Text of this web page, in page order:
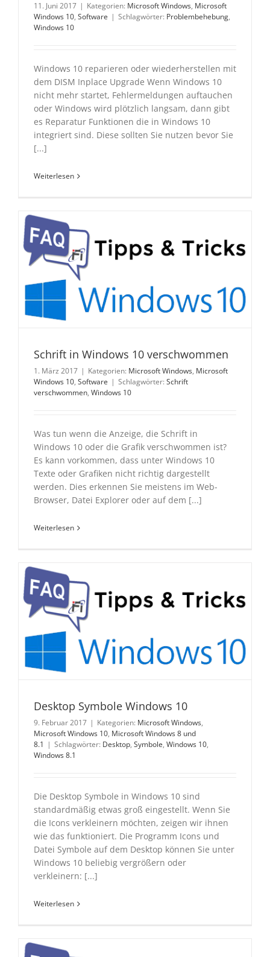
11. Juni 2017 | Kategorien: Microsoft Windows, Microsoft
Windows 10, Software | Schlagwörter: Problembehebung,
Windows 10
Windows 10 reparieren oder wiederherstellen mit
dem DISM Inplace Upgrade Wenn Windows 10
nicht mehr startet, Fehlermeldungen auftauchen
oder Windows wird plötzlich langsam, dann gibt
es Reparatur Funktionen die in Windows 10
integriert sind. Diese sollten Sie nutzen bevor Sie
[...]
Weiterlesen
Schrift in Windows 10 verschwommen
1. März 2017 | Kategorien: Microsoft Windows, Microsoft
Windows 10, Software | Schlagwörter: Schrift
verschwommen, Windows 10
Was tun wenn die Anzeige, die Schrift in
Windows 10 oder die Grafik verschwommen ist?
Es kann vorkommen, dass unter Windows 10
Texte oder Grafiken nicht richtig dargestellt
werden. Dies erkennen Sie meistens im Web-
Browser, Datei Explorer oder auf dem [...]
Weiterlesen
Desktop Symbole Windows 10
9. Februar 2017 | Kategorien: Microsoft Windows,
Microsoft Windows 10, Microsoft Windows 8 und
8.1 | Schlagwörter: Desktop, Symbole, Windows 10,
Windows 8.1
Die Desktop Symbole in Windows 10 sind
standardmäßig etwas groß eingestellt. Wenn Sie
die Icons verkleinern möchten, zeigen wir ihnen
wie das funktioniert. Die Programm Icons und
Datei Symbole auf dem Desktop können Sie unter
Windows 10 beliebig vergrößern oder
verkleinern: [...]
Weiterlesen